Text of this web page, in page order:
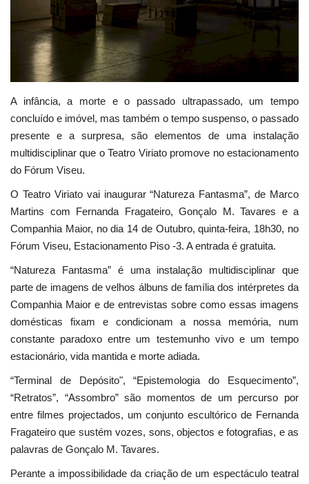
Estatuto Editorial
Saúde
Ficha técnica
Cultura
Lazer
Ambiente
A infância, a morte e o passado ultrapassado, um tempo
concluído e imóvel, mas também o tempo suspenso, o passado
presente e a surpresa, são elementos de uma instalação
multidisciplinar que o Teatro Viriato promove no estacionamento
do Fórum Viseu.
O Teatro Viriato vai inaugurar “Natureza Fantasma”, de Marco
Martins com Fernanda Fragateiro, Gonçalo M. Tavares e a
Companhia Maior, no dia 14 de Outubro, quinta-feira, 18h30, no
Fórum Viseu, Estacionamento Piso -3. A entrada é gratuita.
“Natureza Fantasma” é uma instalação multidisciplinar que
parte de imagens de velhos álbuns de família dos intérpretes da
Companhia Maior e de entrevistas sobre como essas imagens
domésticas fixam e condicionam a nossa memória, num
constante paradoxo entre um testemunho vivo e um tempo
estacionário, vida mantida e morte adiada.
“Terminal de Depósito", “Epistemologia do Esquecimento”,
“Retratos”, “Assombro” são momentos de um percurso por
entre filmes projectados, um conjunto escultórico de Fernanda
Fragateiro que sustém vozes, sons, objectos e fotografias, e as
palavras de Gonçalo M. Tavares.
Perante a impossibilidade da criação de um espectáculo teatral